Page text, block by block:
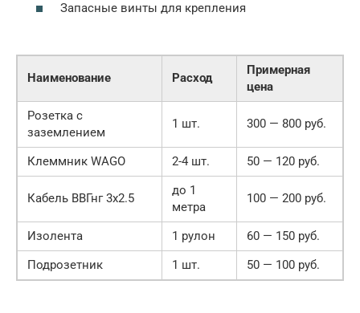
Запасные винты для крепления
Наименование Расход
Примерная
цена
Розетка с
заземлением
1 шт. 300 — 800 руб.
Клеммник WAGO 2-4 шт. 50 — 120 руб.
Кабель ВВГнг 3х2.5
до 1
метра
100 — 200 руб.
Изолента 1 рулон
60 — 150 руб.
Подрозетник
1 шт. 50 — 100 руб.